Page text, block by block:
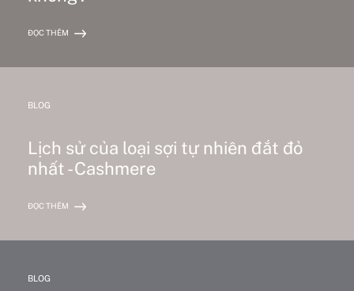
ĐỌC THÊM
BLOG
Lịch sử của loại sợi tự nhiên đắt đỏ
nhất - Cashmere
ĐỌC THÊM
BLOG